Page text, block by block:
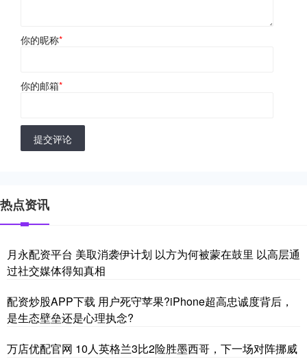
你的昵称*
你的邮箱*
提交评论
热点资讯
月永配资平台 美取消袭伊计划 以方为何被蒙在鼓里 以高层通
过社交媒体得知真相
配资炒股APP下载 用户死守苹果?iPhone超高忠诚度背后，
是生态壁垒还是心理执念?
万店优配官网 10人英格兰3比2险胜墨西哥，下一场对阵挪威